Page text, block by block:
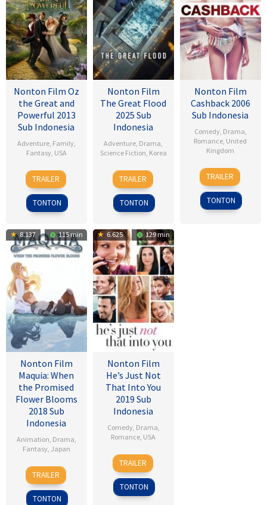
Nonton Film Oz
the Great and
Powerful 2013
Sub Indonesia
Adventure, Family,
Fantasy, USA
7
Mar
2013
Sam
Raimi
TRAILER
TONTON
Nonton Film
The Great Flood
2025 Sub
Indonesia
Adventure, Drama,
Science Fiction, Korea
18
Sep
2025
Kim
Byung-
woo
TRAILER
TONTON
Nonton Film
Cashback 2006
Sub Indonesia
Comedy, Drama,
Romance, United
Kingdom
17
Jan
2007
Sean
Ellis
TRAILER
TONTON
8.137 115 min
Nonton Film
Maquia: When
the Promised
Flower Blooms
2018 Sub
Indonesia
Animation, Drama,
Fantasy, Japan
24
Feb
2018
Heo
Jong
TRAILER
TONTON
6.625 129 min
Nonton Film
He’s Just Not
That Into You
2019 Sub
Indonesia
Comedy, Drama,
Romance, USA
6
Feb
2009
Ken
Kwapis
TRAILER
TONTON